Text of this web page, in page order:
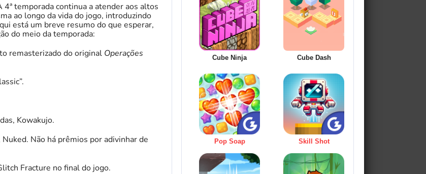
4ª temporada continua a atender aos altos
ao longo da vida do jogo, introduzindo
está um breve resumo do que esperar,
do meio da temporada:
remasterizado do original Operações
Kowakujo.
Não há prêmios por adivinhar de
Fracture no final do jogo.
Cube Ninja Cube Dash
Pop Soap Skill Shot